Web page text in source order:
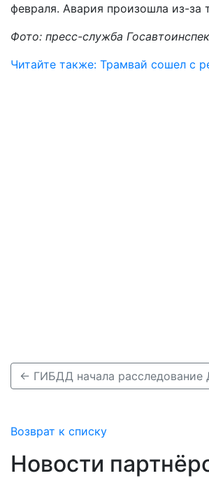
февраля. Авария произошла из-за
Фото: пресс-служба
Читайте также: Трамвай сошел с
Возврат к списку
Новости